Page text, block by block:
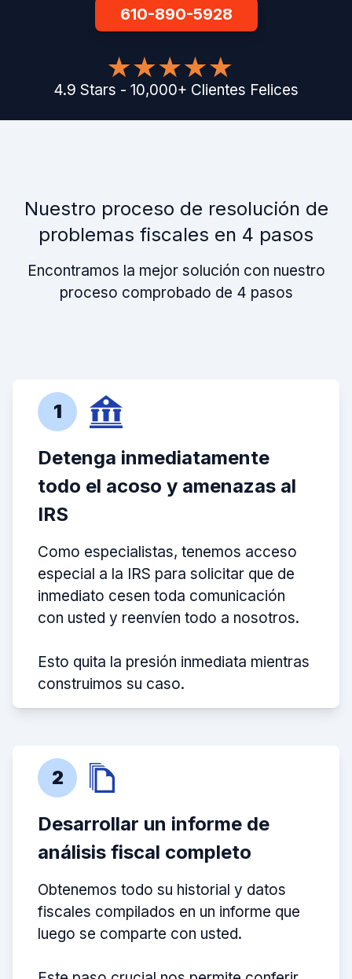
610-890-5928
4.9 Stars - 10,000+ Clientes Felices
Nuestro proceso de resolución de
problemas fiscales en 4 pasos
Encontramos la mejor solución con nuestro
proceso comprobado de 4 pasos
1
Detenga inmediatamente
todo el acoso y amenazas al
IRS
Como especialistas, tenemos acceso
especial a la IRS para solicitar que de
inmediato cesen toda comunicación
con usted y reenvíen todo a nosotros.
Esto quita la presión inmediata mientras
construimos su caso.
2
Desarrollar un informe de
análisis fiscal completo
Obtenemos todo su historial y datos
fiscales compilados en un informe que
luego se comparte con usted.